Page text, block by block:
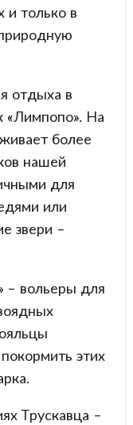
и только в
отдыха в
«Лимпопо». На
более
нашей
для
или
звери –
– вольеры для
этих
Трускавца –